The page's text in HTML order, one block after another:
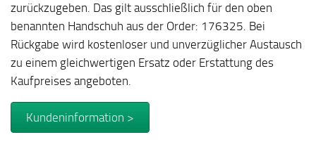
zurückzugeben. Das gilt ausschließlich für den oben
benannten Handschuh aus der Order: 176325. Bei
Rückgabe wird kostenloser und unverzüglicher Austausch
zu einem gleichwertigen Ersatz oder Erstattung des
Kaufpreises angeboten.
Kundeninformation >